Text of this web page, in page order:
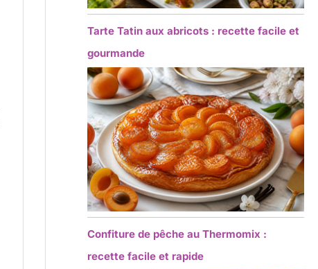
Tarte Tatin aux abricots : recette facile et
gourmande
Confiture de pêche au Thermomix :
recette facile et rapide